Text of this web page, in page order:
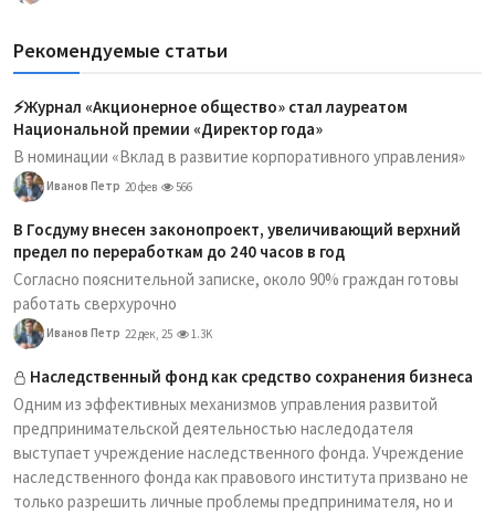
Рекомендуемые статьи
⚡️Журнал «Акционерное общество» стал лауреатом
Национальной премии «Директор года»
В номинации «Вклад в развитие корпоративного управления»
Иванов Петр 20 фев 566
В Госдуму внесен законопроект, увеличивающий верхний
предел по переработкам до 240 часов в год
Согласно пояснительной записке, около 90% граждан готовы
работать сверхурочно
Иванов Петр 22 дек, 25 1.3K
Наследственный фонд как средство сохранения бизнеса
Одним из эффективных механизмов управления развитой
предпринимательской деятельностью наследодателя
выступает учреждение наследственного фонда. Учреждение
наследственного фонда как правового института призвано не
только разрешить личные проблемы предпринимателя, но и